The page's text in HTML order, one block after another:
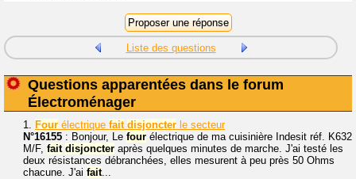
Liste des questions
Questions apparentées dans le forum
Électroménager
1. Four électrique fait disjoncter le secteur
N°16155 : Bonjour, Le four électrique de ma cuisinière Indesit réf. K632
M/F, fait disjoncter après quelques minutes de marche. J'ai testé les
deux résistances débranchées, elles mesurent à peu près 50 Ohms
chacune. J'ai fait...